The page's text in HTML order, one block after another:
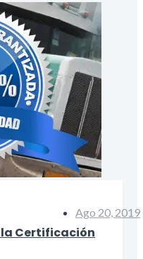
Ago 20, 2019
Certificación